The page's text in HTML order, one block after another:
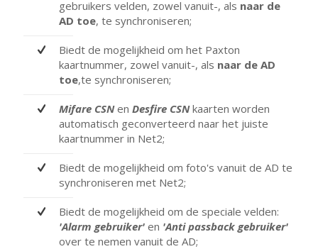
gebruikers velden, zowel vanuit-, als naar de
AD toe, te synchroniseren;
Biedt de mogelijkheid om het Paxton
kaartnummer, zowel vanuit-, als naar de AD
toe,te synchroniseren;
Mifare CSNen Desfire CSNkaarten worden
automatisch geconverteerd naar het juiste
kaartnummer in Net2;
Biedt de mogelijkheid om foto's vanuit de AD te
synchroniseren met Net2;
Biedt de mogelijkheid om de speciale velden:
'Alarm gebruiker' en 'Anti passback gebruiker'
over te nemen vanuit de AD;